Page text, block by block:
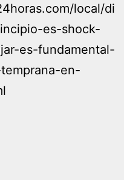
local/di
es-shock-
es-fundamental-
en-